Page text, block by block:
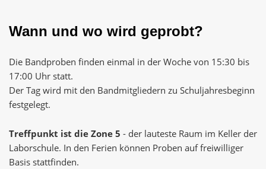
Wann und wo wird geprobt?
Die Bandproben finden einmal in der Woche von 15:30 bis
17:00 Uhr statt.
Der Tag wird mit den Bandmitgliedern zu Schuljahresbeginn
festgelegt.
Treffpunkt ist die Zone 5 - der lauteste Raum im Keller der
Laborschule. In den Ferien können Proben auf freiwilliger
Basis stattfinden.